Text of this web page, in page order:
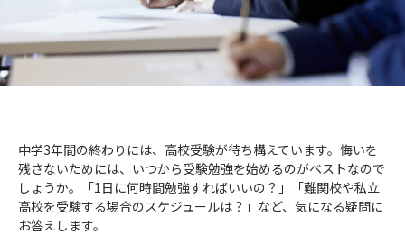
成績アップをかなえる！森塾メソッド
森塾の授業料について
動画でわかる！森塾
塾の選び方
入塾までの流れ
森塾のお得なキャンペーン・割引制度
お電話はこちら
0120-602-607
校舎一覧
中学3年間の終わりには、高校受験が待ち構えています。悔いを
残さないためには、いつから受験勉強を始めるのがベストなので
しょうか。「1日に何時間勉強すればいいの？」「難関校や私立
高校を受験する場合のスケジュールは？」など、気になる疑問に
お答えします。